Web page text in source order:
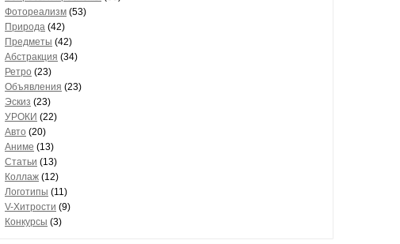
Фотореализм (53)
Природа (42)
Предметы (42)
Абстракция (34)
Ретро (23)
Объявления (23)
Эскиз (23)
УРОКИ (22)
Авто (20)
Аниме (13)
Статьи (13)
Коллаж (12)
Логотипы (11)
V-Хитрости (9)
Конкурсы (3)